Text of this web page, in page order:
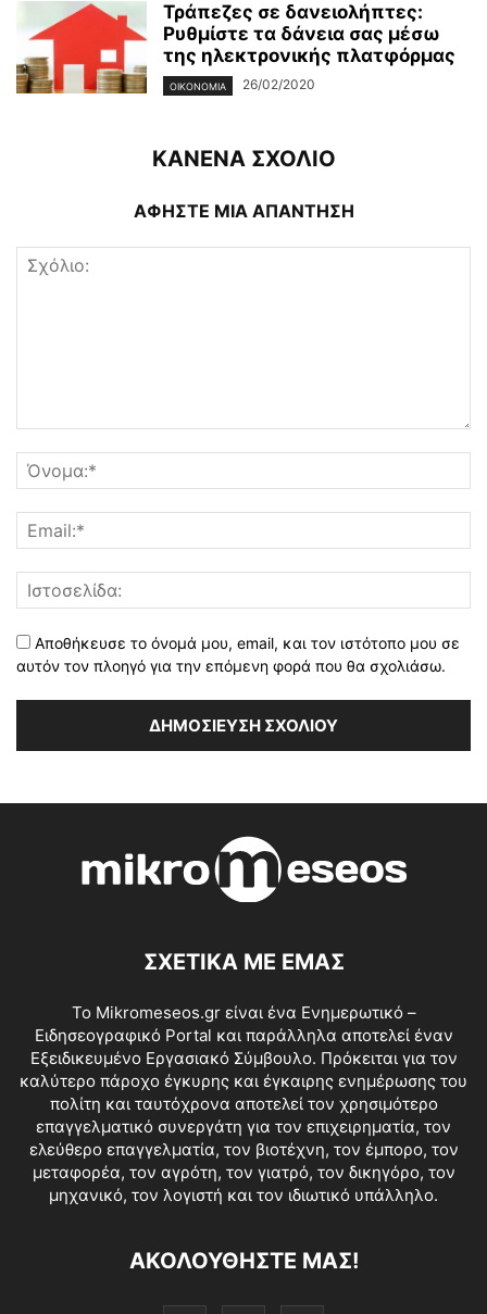
Τράπεζες σε δανειολήπτες:
Ρυθμίστε τα δάνεια σας μέσω
της ηλεκτρονικής πλατφόρμας
ΟΙΚΟΝΟΜΊΑ 26/02/2020
ΚΑΝΕΝΑ ΣΧΟΛΙΟ
ΑΦΗΣΤΕ ΜΙΑ ΑΠΑΝΤΗΣΗ
Αποθήκευσε το όνομά μου, email, και τον ιστότοπο μου σε
αυτόν τον πλοηγό για την επόμενη φορά που θα σχολιάσω.
ΣΧΕΤΙΚΑ ΜΕ ΕΜΑΣ
Το Mikromeseos.gr είναι ένα Ενημερωτικό –
Ειδησεογραφικό Portal και παράλληλα αποτελεί έναν
Εξειδικευμένο Εργασιακό Σύμβουλο. Πρόκειται για τον
καλύτερο πάροχο έγκυρης και έγκαιρης ενημέρωσης του
πολίτη και ταυτόχρονα αποτελεί τον χρησιμότερο
επαγγελματικό συνεργάτη για τον επιχειρηματία, τον
ελεύθερο επαγγελματία, τον βιοτέχνη, τον έμπορο, τον
μεταφορέα, τον αγρότη, τον γιατρό, τον δικηγόρο, τον
μηχανικό, τον λογιστή και τον ιδιωτικό υπάλληλο.
ΑΚΟΛΟΥΘΗΣΤΕ ΜΑΣ!